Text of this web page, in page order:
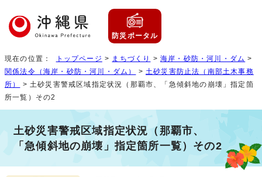
防災ポータル
現在の位置： トップページ > まちづくり >海岸・砂防・河川・ダム >
関係法令（海岸・砂防・河川・ダム）
>土砂災害防止法（南部土木事務
所）
> 土砂災害警戒区域指定状況（那覇市、「急傾斜地の崩壊」指定箇
所一覧）その2
土砂災害警戒区域指定状況（那覇市、
「急傾斜地の崩壊」指定箇所一覧）その2